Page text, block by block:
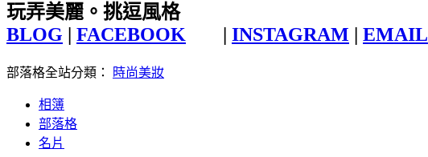
玩弄美麗。挑逗風格
BLOG | FACEBOOK | INSTAGRAM | EMAIL
部落格全站分類： 時尚美妝
相簿
部落格
名片